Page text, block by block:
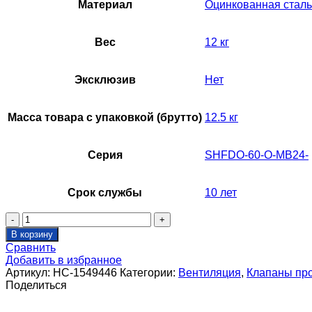
Материал Оцинкованная сталь
Вес 12 кг
Эксклюзив Нет
Масса товара с упаковкой (брутто) 12.5 кг
Серия SHFDO-60-O-MB24-
Срок службы 10 лет
Количество
товара
Клапан
противопожарный
SHUFT
SHFDO-
60-
В корзину
Сравнить
Добавить в избранное
Артикул: НС-1549446 Категории: Вентиляция, Клапаны
Поделиться